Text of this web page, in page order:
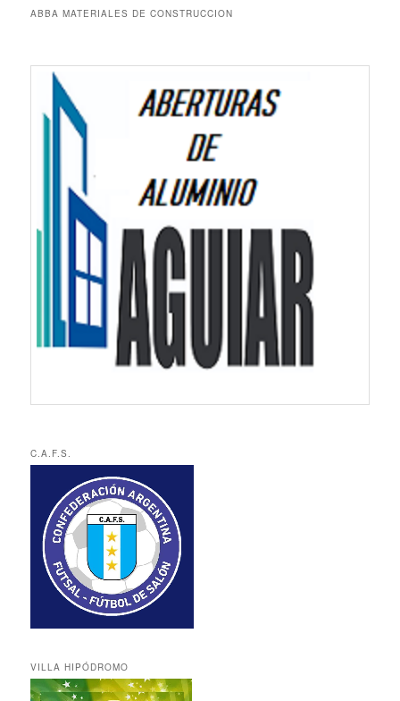
ABBA MATERIALES DE CONSTRUCCION
C.A.F.S.
VILLA HIPÓDROMO